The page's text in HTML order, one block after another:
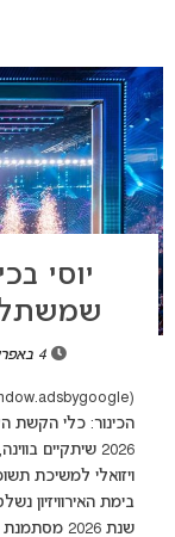
יוסי
שמשתלטת
הכינור: כלי הקשת
2026 שיתקיים
ויזואלי למשיכת
בימת האירוויזיון
שנת 2026